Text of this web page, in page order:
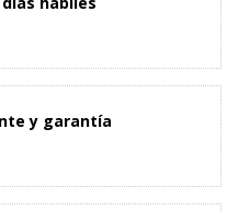
y garantía